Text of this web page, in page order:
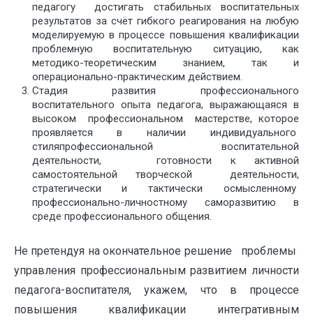
педагогу достигать стабильных воспитательных
результатов за счёт гибкого реагирования на любую
моделируемую в процессе повышения квалификации
проблемную воспитательную ситуацию, как
методико-теоретическим знанием, так и
операционально-практическим действием.
Стадия развития профессионального
воспитательного опыта педагога, выражающаяся в
высоком профессиональном мастерстве, которое
проявляется в наличии индивидуального
стиляпрофессиональной воспитательной
деятельности, готовности к активной
самостоятельной творческой деятельности,
стратегически и тактически осмысленному
профессионально-личностному саморазвитию в
среде профессионального общения.
Не претендуя на окончательное решение проблемы
управления профессиональным развитием личности
педагога-воспитателя, укажем, что в процессе
повышения квалификации интегративным